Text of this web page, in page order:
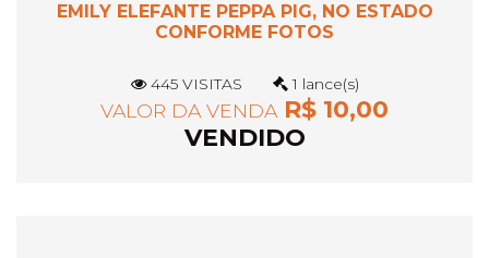
EMILY ELEFANTE PEPPA PIG, NO ESTADO
CONFORME FOTOS
445 VISITAS 1 lance(s)
VALOR DA VENDA R$ 10,00
VENDIDO